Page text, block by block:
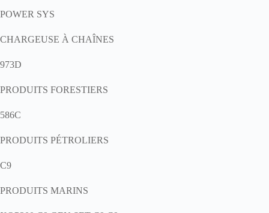
POWER SYS
CHARGEUSE À CHAÎNES
973D
PRODUITS FORESTIERS
586C
PRODUITS PÉTROLIERS
C9
PRODUITS MARINS